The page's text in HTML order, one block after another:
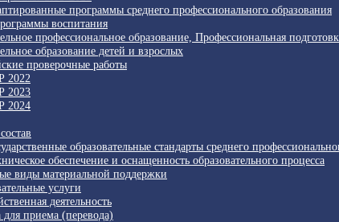
программы среднего профессионального образования
воспитания
профессиональное образование, Профессиональная
образование детей и взрослых
проверочные работы
2022
2023
2024
образовательные стандарты среднего
обеспечение и оснащенность образовательного процесса
виды материальной поддержки
услуги
деятельность
для приема (перевода)